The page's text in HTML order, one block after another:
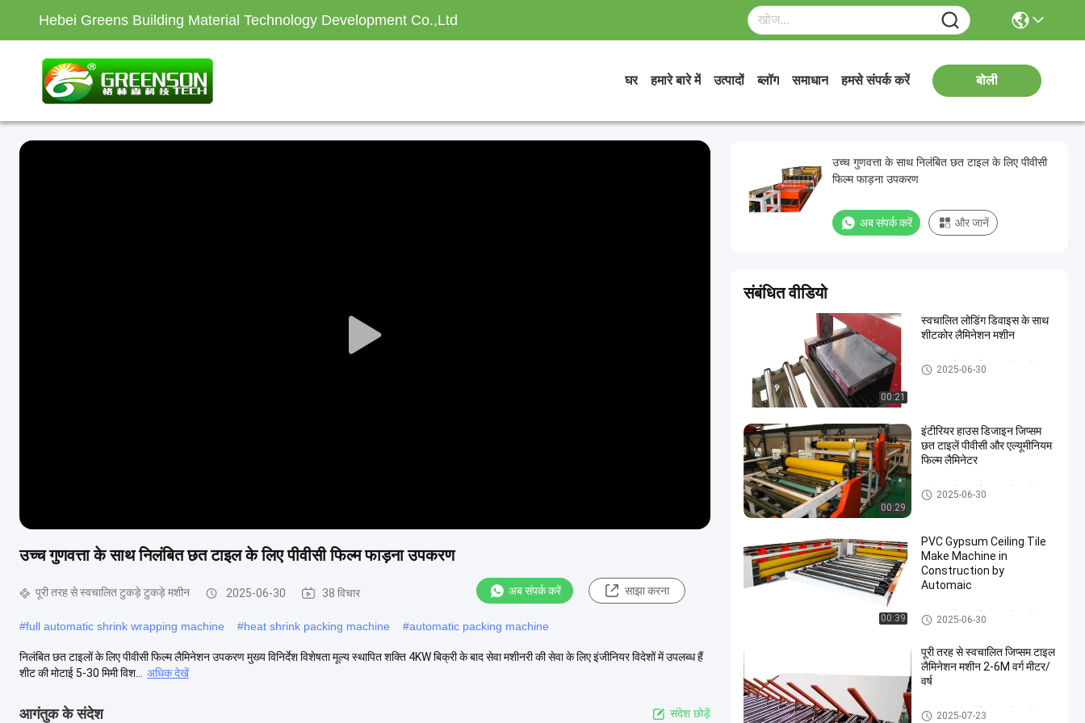
Hebei Greens Building Material Technology Development Co.,Ltd
घर हमारे बारे में उत्पादों ब्लॉग समाधान हमसे संपर्क करें बोली
Play
उच्च गुणवत्ता के साथ निलंबित छत टाइल के लिए पीवीसी फिल्म फाड़ना उपकरण
पूरी तरह से स्वचालित टुकड़े टुकड़े मशीन 2025-06-30 38 विचार अब संपर्क करें साझा करना
#full automatic shrink wrapping machine #heat shrink packing machine #automatic packing machine
निलंबित छत टाइलों के लिए पीवीसी फिल्म लैमिनेशन उपकरण मुख्य विनिर्देश विशेषता मूल्य स्थापित शक्ति 4KW बिक्री के बाद सेवा मशीनरी की सेवा के लिए इंजीनियर विदेशों में उपलब्ध हैं
शीट की मोटाई 5-30 मिमी विश...
अधिक देखें
आगंतुक के संदेश संदेश छोड़ें
उच्च गुणवत्ता के साथ निलंबित छत टाइल के लिए पीवीसी
फिल्म फाड़ना उपकरण
अब संपर्क करें और जानें
संबंधित वीडियो
00:21
स्वचालित लोडिंग डिवाइस के साथ
शीटकोर लैमिनेशन मशीन
पूरी तरह से स्वचालित टुकड़े टुकड़े म
शीन
2025-06-30
00:29
इंटीरियर हाउस डिजाइन जिप्सम
छत टाइलें पीवीसी और एल्यूमीनियम
फिल्म लैमिनेटर
पूरी तरह से स्वचालित टुकड़े टुकड़े म
शीन
2025-06-30
00:39
PVC Gypsum Ceiling Tile
Make Machine in
Construction by
Automaic
पूरी तरह से स्वचालित टुकड़े टुकड़े म
शीन
2025-06-30
पूरी तरह से स्वचालित जिप्सम टाइल
लैमिनेशन मशीन 2-6M वर्ग मीटर/
वर्ष
पूरी तरह से स्वचालित टुकड़े टुकड़े म
2025-07-23